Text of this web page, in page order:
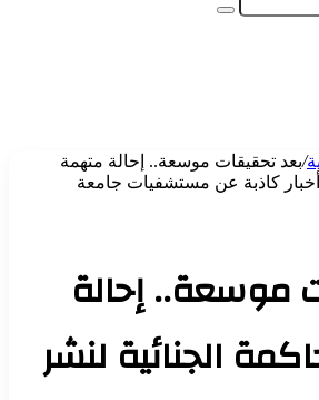
بحث
/بعد تحقيقات موسعة.. إحالة متهمة
أخبار كاذبة عن مستشفيات جامعة
موسعة.. إحالة
الجنائية لنشر